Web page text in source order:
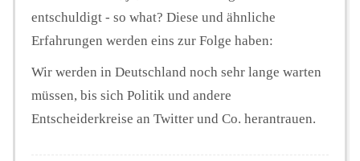
entschuldigt - so what? Diese und ähnliche
Erfahrungen werden eins zur Folge haben:
Wir werden in Deutschland noch sehr lange warten
müssen, bis sich Politik und andere
Entscheiderkreise an Twitter und Co. herantrauen.